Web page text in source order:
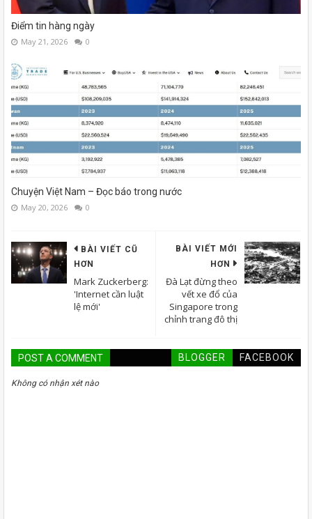
Điểm tin hàng ngày
May 21, 2026 0
Chuyện Việt Nam – Đọc báo trong nước
May 20, 2026 0
BÀI VIẾT MỚI
HƠN
Đà Lạt đừng theo
vết xe đổ của
Singapore trong
chỉnh trang đô thị
BÀI VIẾT CŨ
HƠN
Mark Zuckerberg:
'Internet cần luật
lệ mới'
POST A COMMENT BLOGGER FACEBOOK
Không có nhận xét nào